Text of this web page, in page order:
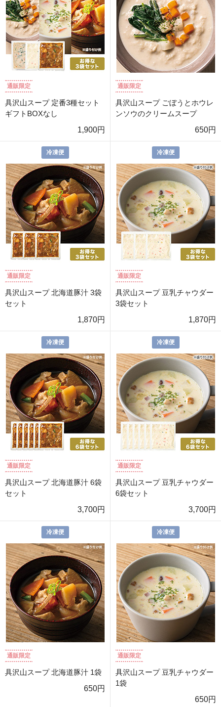
通販限定
具沢山スープ 定番3種セット
ギフトBOXなし
1,900円
通販限定
具沢山スープ ごぼうとホウレ
ンソウのクリームスープ
650円
冷凍便
通販限定
具沢山スープ 北海道豚汁 3袋
セット
1,870円
冷凍便
通販限定
具沢山スープ 豆乳チャウダー
3袋セット
1,870円
冷凍便
通販限定
具沢山スープ 北海道豚汁 6袋
セット
3,700円
冷凍便
通販限定
具沢山スープ 豆乳チャウダー
6袋セット
3,700円
冷凍便
通販限定
具沢山スープ 北海道豚汁 1袋
650円
冷凍便
通販限定
具沢山スープ 豆乳チャウダー
1袋
650円